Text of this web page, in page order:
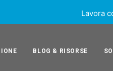
Lavora
BLOG & RISORSE